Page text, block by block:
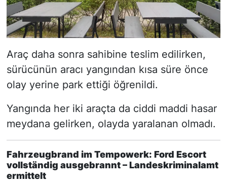
Araç daha sonra sahibine teslim edilirken,
sürücünün aracı yangından kısa süre önce
olay yerine park ettiği öğrenildi.
Yangında her iki araçta da ciddi maddi hasar
meydana gelirken, olayda yaralanan olmadı.
Fahrzeugbrand im Tempowerk: Ford Escort
vollständig ausgebrannt – Landeskriminalamt
ermittelt